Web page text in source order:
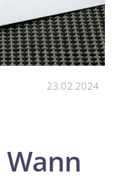
23.02.2024